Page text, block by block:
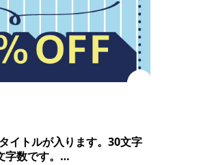
イトルが入ります。30文字
字数です。…